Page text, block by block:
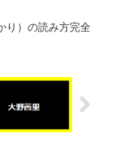
り）の読み方完全